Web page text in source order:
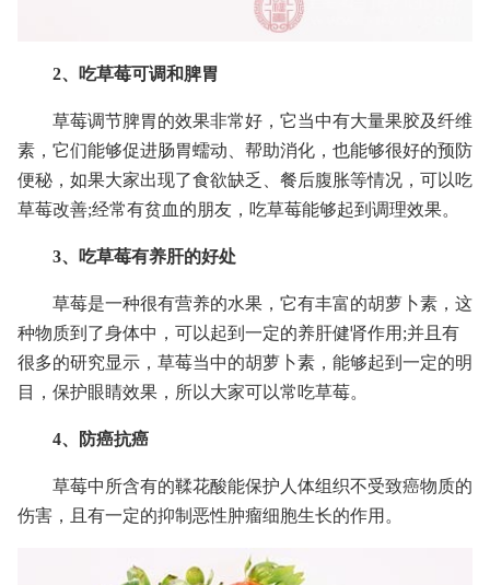
2、吃草莓可调和脾胃
草莓调节脾胃的效果非常好，它当中有大量果胶及纤维
素，它们能够促进肠胃蠕动、帮助消化，也能够很好的预防
便秘，如果大家出现了食欲缺乏、餐后腹胀等情况，可以吃
草莓改善;经常有贫血的朋友，吃草莓能够起到调理效果。
3、吃草莓有养肝的好处
草莓是一种很有营养的水果，它有丰富的胡萝卜素，这
种物质到了身体中，可以起到一定的养肝健肾作用;并且有
很多的研究显示，草莓当中的胡萝卜素，能够起到一定的明
目，保护眼睛效果，所以大家可以常吃草莓。
4、防癌抗癌
草莓中所含有的鞣花酸能保护人体组织不受致癌物质的
伤害，且有一定的抑制恶性肿瘤细胞生长的作用。